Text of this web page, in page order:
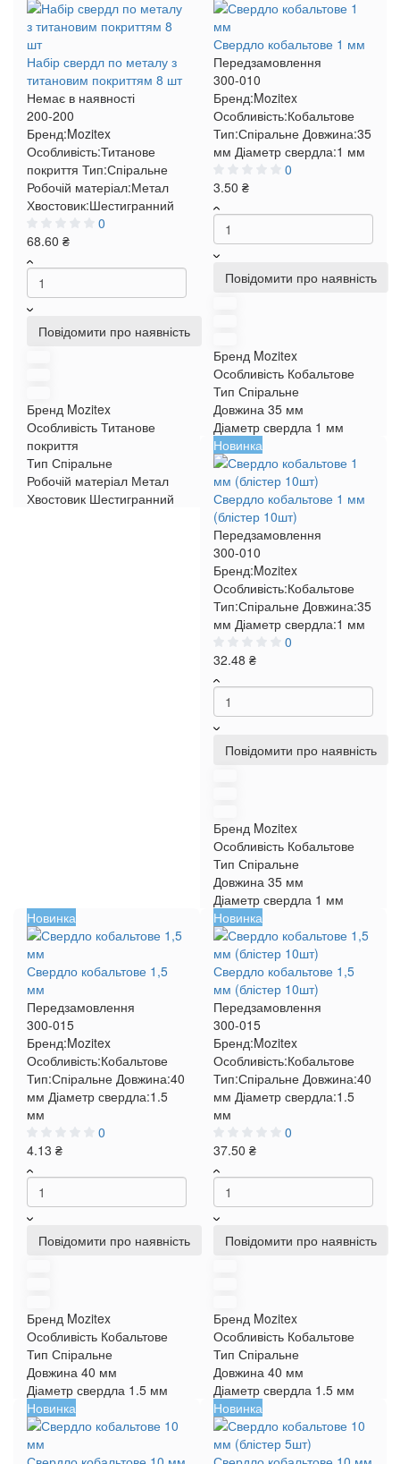
Набір свердл по металу з
титановим покриттям 8 шт
Немає в наявності
200-200
Бренд:Mozitex
Особливість:Титанове
покриття Тип:Спіральне
Робочій матеріал:Метал
Хвостовик:Шестигранний
0
68.60 ₴
Повідомити про наявність
Бренд Mozitex
Особливість Титанове
покриття
Тип Спіральне
Робочій матеріал Метал
Хвостовик Шестигранний
Свердло кобальтове 1 мм
Передзамовлення
300-010
Бренд:Mozitex
Особливість:Кобальтове
Тип:Спіральне Довжина:35
мм Діаметр свердла:1 мм
0
3.50 ₴
Повідомити про наявність
Бренд Mozitex
Особливість Кобальтове
Тип Спіральне
Довжина 35 мм
Діаметр свердла 1 мм
Новинка
Свердло кобальтове 1 мм
(блістер 10шт)
Передзамовлення
300-010
Бренд:Mozitex
Особливість:Кобальтове
Тип:Спіральне Довжина:35
мм Діаметр свердла:1 мм
0
32.48 ₴
Повідомити про наявність
Бренд Mozitex
Особливість Кобальтове
Тип Спіральне
Довжина 35 мм
Діаметр свердла 1 мм
Новинка
Свердло кобальтове 1,5
мм
Передзамовлення
300-015
Бренд:Mozitex
Особливість:Кобальтове
Тип:Спіральне Довжина:40
мм Діаметр свердла:1.5
мм
0
4.13 ₴
Повідомити про наявність
Бренд Mozitex
Особливість Кобальтове
Тип Спіральне
Довжина 40 мм
Діаметр свердла 1.5 мм
Новинка
Свердло кобальтове 1,5
мм (блістер 10шт)
Передзамовлення
300-015
Бренд:Mozitex
Особливість:Кобальтове
Тип:Спіральне Довжина:40
мм Діаметр свердла:1.5
мм
0
37.50 ₴
Повідомити про наявність
Бренд Mozitex
Особливість Кобальтове
Тип Спіральне
Довжина 40 мм
Діаметр свердла 1.5 мм
Новинка
Новинка